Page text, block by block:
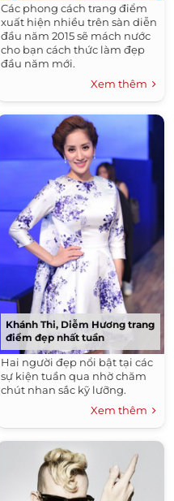
Các phong cách trang điểm
xuất hiện nhiều trên sàn diễn
đầu năm 2015 sẽ mách nước
cho bạn cách thức làm đẹp
đầu năm mới.
Xem thêm
Khánh Thi, Diễm Hương trang
điểm đẹp nhất tuần
Hai người đẹp nổi bật tại các
sự kiện tuần qua nhờ chăm
chút nhan sắc kỹ lưỡng.
Xem thêm